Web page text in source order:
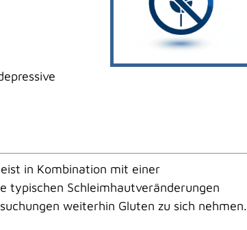
in Kombination mit einer
typischen Schleimhautveränderungen
weiterhin Gluten zu sich nehmen.